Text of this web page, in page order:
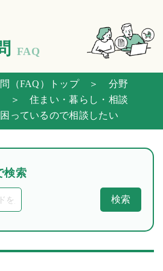
FAQ
（FAQ）トップ＞ 分野
＞ 住まい・暮らし・相談
ているので相談したい
検索
検索